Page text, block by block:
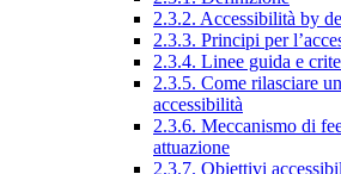
2.3.2. Accessibilità by
2.3.3. Principi per
2.3.4. Linee guida e
2.3.5. Come rilasciare
accessibilità
2.3.6. Meccanismo di
attuazione
2.3.7. Obiettivi